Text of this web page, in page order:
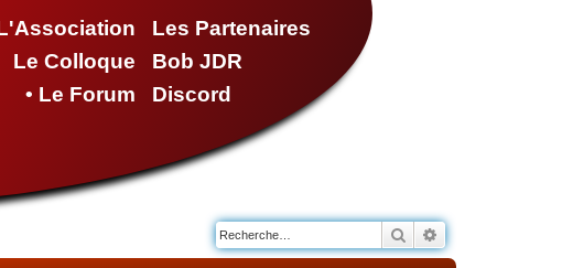
Le Colloque
• Le Forum
Les Partenaires
Bob JDR
Discord
Rechercher